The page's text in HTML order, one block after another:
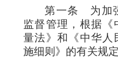
第一条 为加
监督管理，根据
量法》和《中华人
施细则》的有关规